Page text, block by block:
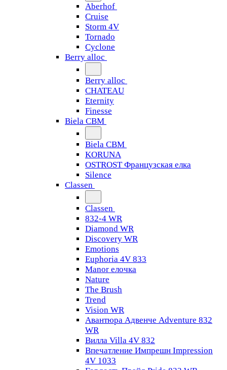
Aberhof
Cruise
Storm 4V
Tornado
Сyclone
Berry alloc
Berry alloc
CHATEAU
Eternity
Finesse
Biela CBM
Biela CBM
KORUNA
OSTROST Французская елка
Silence
Classen
Classen
832-4 WR
Diamond WR
Discovery WR
Emotions
Euphoria 4V 833
Manor елочка
Nature
The Brush
Trend
Vision WR
Авантюра Адвенче Adventure 832
WR
Вилла Villa 4V 832
Впечатление Импрешн Impression
4V 1033